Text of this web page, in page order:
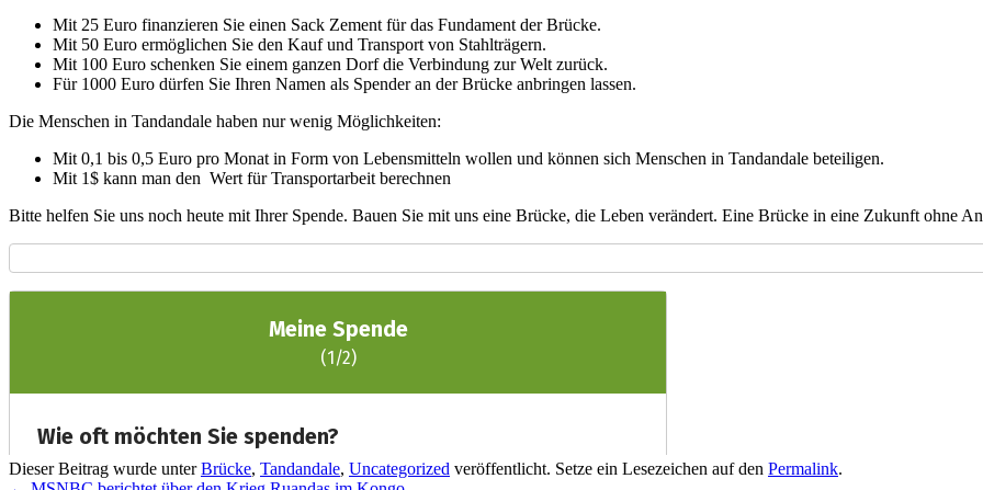
Mit 25 Euro finanzieren Sie einen Sack Zement für das Fundament der Brücke.
Mit 50 Euro ermöglichen Sie den Kauf und Transport von Stahlträgern.
Mit 100 Euro schenken Sie einem ganzen Dorf die Verbindung zur Welt zurück.
Für 1000 Euro dürfen Sie Ihren Namen als Spender an der Brücke anbringen lassen.
Die Menschen in Tandandale haben nur wenig Möglichkeiten:
Mit 0,1 bis 0,5 Euro pro Monat in Form von Lebensmitteln wollen und können sich Menschen in Tandandale beteiligen.
Mit 1$ kann man den Wert für Transportarbeit berechnen
Bitte helfen Sie uns noch heute mit Ihrer Spende. Bauen Sie mit uns eine Brücke, die Leben verändert. Eine Brücke in eine Zukunft ohne
Dieser Beitrag wurde unterBrücke, Tandandale, Uncategorized veröffentlicht. Setze ein Lesezeichen auf den Permalink.